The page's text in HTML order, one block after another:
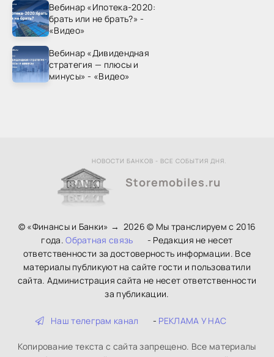
России»
Вебинар «Ипотека-2020:
брать или не брать?» -
«Видео»
Вебинар «Дивидендная
стратегия — плюсы и
минусы» - «Видео»
Storemobiles.ru
НОВОСТИ БАНКОВ - ВСЕ СОБЫТИЯ ДНЯ.
© «Финансы и Банки» → 2026 © Мы транслируем с 2016
года.Обратная связь
- Редакция не несет
ответственности за достоверность информации. Все
материалы публикуют на сайте гости и пользоватили
сайта. Администрация сайта не несет ответственности
за публикации.
Наш телеграм канал - РЕКЛАМА У НАС
Копирование текста с сайта запрещено. Все материалы